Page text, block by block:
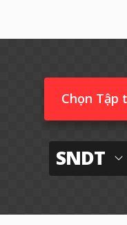
Chọn Tập
SNDT